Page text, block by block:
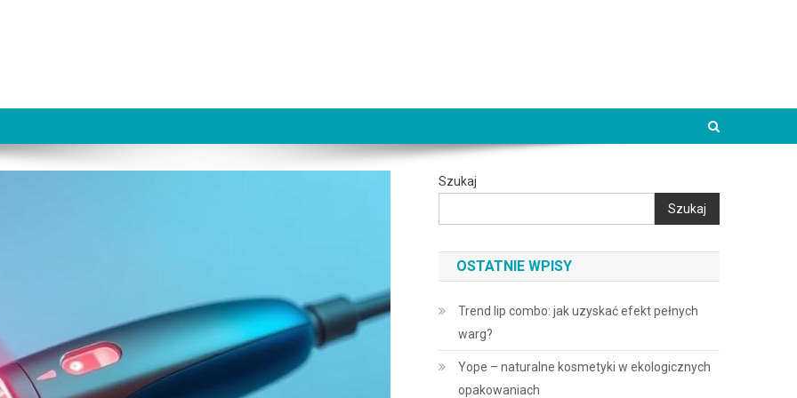
Szukaj
Szukaj
OSTATNIE WPISY
Trend lip combo: jak uzyskać efekt pełnych
warg?
Yope – naturalne kosmetyki w ekologicznych
opakowaniach